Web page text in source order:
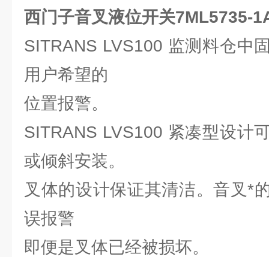
西门子音叉液位开关7ML5735-
SITRANS LVS100 监测料仓中
用户希望的
位置报警。
SITRANS LVS100 紧凑型设计
或倾斜安装。
叉体的设计保证其清洁。音叉*
误报警
即便是叉体已经被损坏。